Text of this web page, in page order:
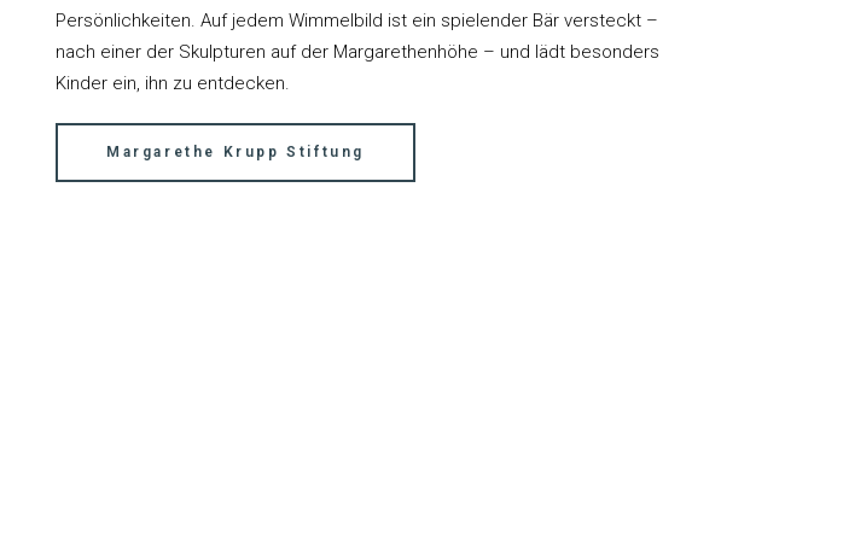
Persönlichkeiten. Auf jedem Wimmelbild ist ein spielender Bär versteckt –
nach einer der Skulpturen auf der Margarethenhöhe – und lädt besonders
Kinder ein, ihn zu entdecken.
Margarethe Krupp Stiftung